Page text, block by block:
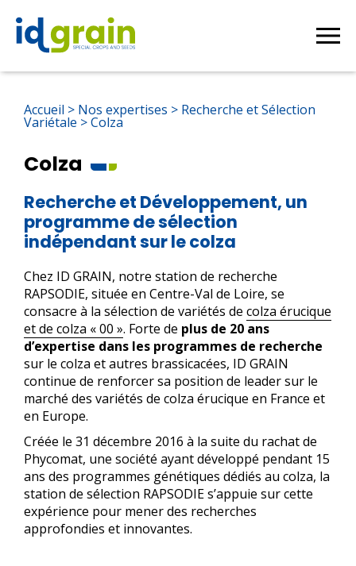
Produire pour ID GRAIN
Accueil > Nos expertises > Recherche et Sélection
Variétale >Colza
Colza
Recherche et Développement, un
programme de sélection
indépendant sur le colza
Chez ID GRAIN, notre station de recherche
RAPSODIE, située en Centre-Val de Loire, se
consacre à la sélection de variétés de colza érucique
et de colza « 00 ». Forte de plus de 20 ans
d’expertise dans les programmes de recherche
sur le colza et autres brassicacées, ID GRAIN
continue de renforcer sa position de leader sur le
marché des variétés de colza érucique en France et
en Europe.
Créée le 31 décembre 2016 à la suite du rachat de
Phycomat, une société ayant développé pendant 15
ans des programmes génétiques dédiés au colza, la
station de sélection RAPSODIE s’appuie sur cette
expérience pour mener des recherches
approfondies et innovantes.